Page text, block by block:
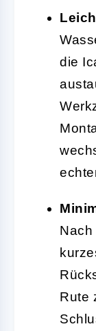
die
Nach
Rute